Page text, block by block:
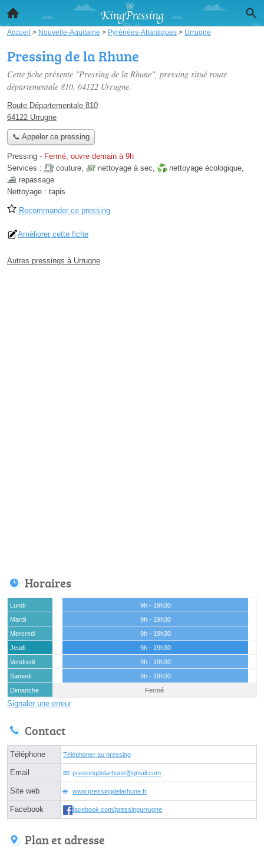
Accueil > Nouvelle-Aquitaine > Pyrénées-Atlantiques > Urrugne
Pressing de la Rhune
Cette fiche présente "Pressing de la Rhune", pressing situé route
départementale 810, 64122 Urrugne.
Route Départementale 810
64122 Urrugne
📞 Appeler ce pressing
Pressing - Fermé, ouvre demain à 9h
Services :
couture, nettoyage à sec, nettoyage écologique,
repassage
Nettoyage : tapis
Recommander ce pressing
Améliorer cette fiche
Autres pressings à Urrugne
Horaires
Lundi
9h - 19h30
Mardi
9h - 19h30
Mercredi
9h - 19h30
Jeudi
9h - 19h30
Vendredi
9h - 19h30
Samedi
9h - 19h30
Dimanche
Fermé
Signaler une erreur
Contact
Téléphone Téléphoner au pressing
Email pressingdelarhuneⓐgmail.com
Site web www.pressingdelarhune.fr
Facebook facebook.com/pressingurrugne
Plan et adresse